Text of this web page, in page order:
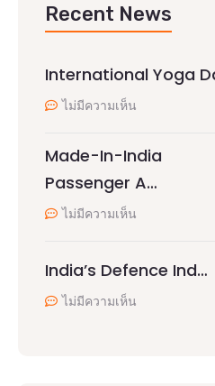
Recent News
International Yoga
ไม่มีความเห็น
Made-In-India
Passenger A…
ไม่มีความเห็น
India’s Defence Ind…
ไม่มีความเห็น